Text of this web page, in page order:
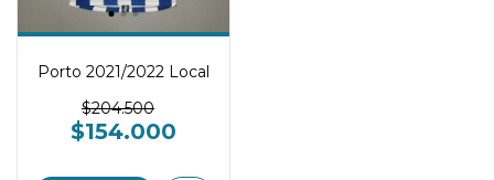
Porto 2021/2022 Local
$204.500
$154.000